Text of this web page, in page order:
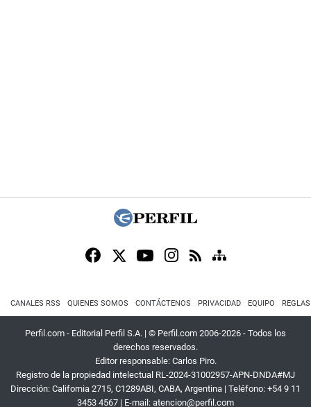
CANALES RSS QUIENES SOMOS CONTÁCTENOS PRIVACIDAD EQUIPO
Perfil.com - Editorial Perfil S.A. | © Perfil.com 2006-2026 - Todos los
derechos reservados.
Editor responsable: Carlos Piro.
Registro de la propiedad intelectual RL-2024-31002957-APN-DNDA#MJ
Dirección: California 2715, C1289ABI, CABA, Argentina | Teléfono: +54 9 11
3453 4567 | E-mail: atencion@perfil.com